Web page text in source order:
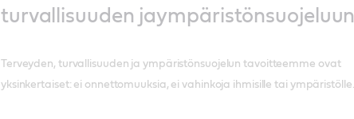
turvallisuuden jaympäristönsuojeluun
Terveyden, turvallisuuden ja ympäristönsuojelun tavoitteemme ovat
yksinkertaiset: ei onnettomuuksia, ei vahinkoja ihmisille tai ympäristölle.